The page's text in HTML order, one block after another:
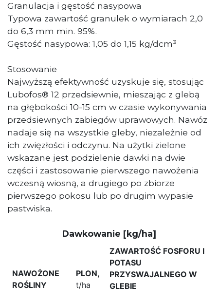
Granulacja i gęstość nasypowa
Typowa zawartość granulek o wymiarach 2,0
do 6,3 mm min. 95%.
Gęstość nasypowa: 1,05 do 1,15 kg/dcm³
Stosowanie
Najwyższą efektywność uzyskuje się, stosując
Lubofos® 12 przedsiewnie, mieszając z glebą
na głębokości 10-15 cm w czasie wykonywania
przedsiewnych zabiegów uprawowych. Nawóz
nadaje się na wszystkie gleby, niezależnie od
ich zwięzłości i odczynu. Na użytki zielone
wskazane jest podzielenie dawki na dwie
części i zastosowanie pierwszego nawożenia
wczesną wiosną, a drugiego po zbiorze
pierwszego pokosu lub po drugim wypasie
pastwiska.
Dawkowanie [kg/ha]
NAWOŻONE
ROŚLINY
PLON,
t/ha
ZAWARTOŚĆ FOSFORU I
POTASU
PRZYSWAJALNEGO W
GLEBIE